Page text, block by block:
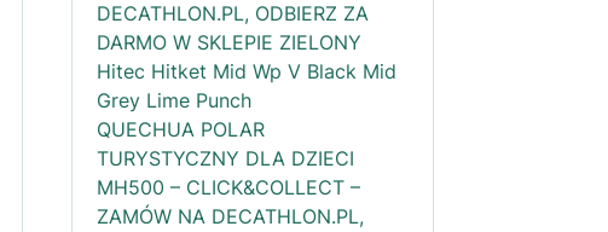
DECATHLON.PL, ODBIERZ ZA
DARMO W SKLEPIE ZIELONY
Hitec Hitket Mid Wp V Black Mid
Grey Lime Punch
QUECHUA POLAR
TURYSTYCZNY DLA DZIECI
MH500 – CLICK&COLLECT –
ZAMÓW NA DECATHLON.PL,